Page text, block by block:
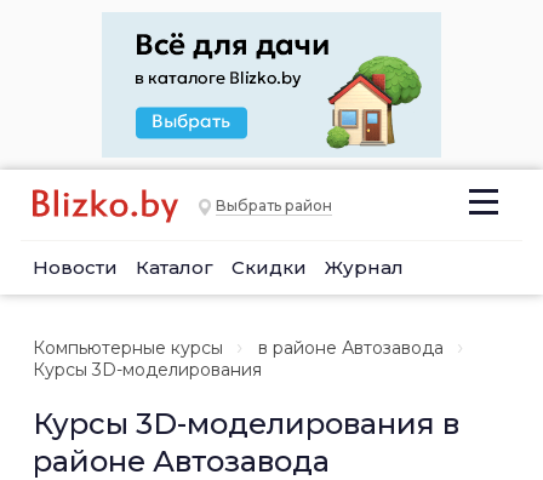
Выбрать район
Новости Каталог Скидки Журнал
Компьютерные курсы
в районе Автозавода
Курсы 3D-моделирования
Курсы 3D-моделирования в
районе Автозавода